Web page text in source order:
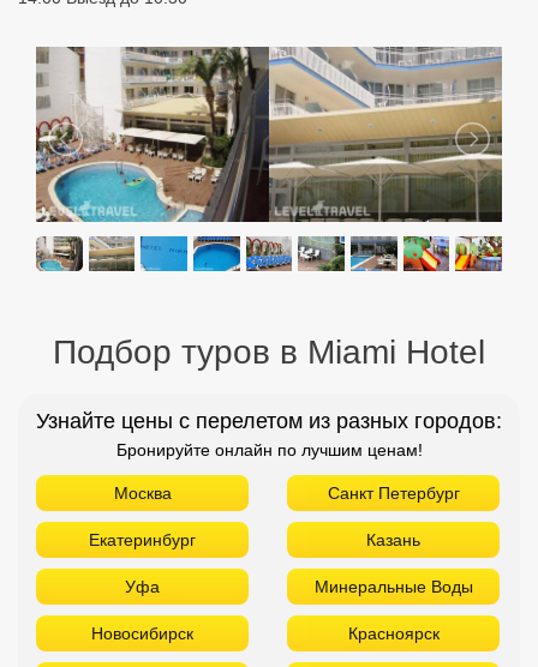
Подбор туров в Miami Hotel
Узнайте цены с перелетом из разных городов:
Бронируйте онлайн по лучшим ценам!
Москва Санкт Петербург
Екатеринбург Казань
Уфа Минеральные Воды
Новосибирск Красноярск